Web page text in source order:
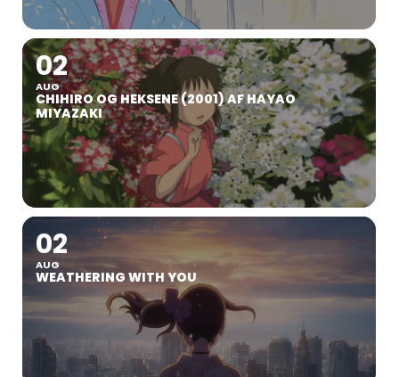
02
AUG
CHIHIRO OG HEKSENE (2001) AF HAYAO
MIYAZAKI
02
AUG
WEATHERING WITH YOU